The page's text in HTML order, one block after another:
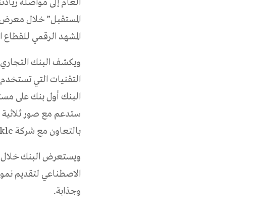
المشهد الرقمي للقطاع
التقنيات التي تستخدم
البنك أول بنك على
بالتعاون مع شركة Tekle الحاصلة على براءة الاختراع لهذه التقنية.
ويستعرض البنك
الاصطناعي لتقديم
وجذابة.